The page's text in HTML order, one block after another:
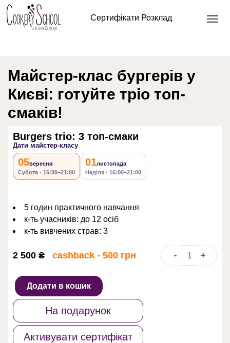
Сертифікати Розклад
Головна/Кулінарна школа офлайн/Кулінарні майстер
класи/ Burgers trio: 3 топ-смаки
Майстер-клас бургерів у
Києві: готуйте тріо топ-
смаків!
Burgers trio: 3 топ-смаки
Дати майстер-класу
05вересня
Субота · 16:00–21:00
01листопада
Неділя · 16:00–21:00
5 годин практичного навчання
к-ть учасників: до 12 осіб
к-ть вивчених страв: 3
2 500 ₴ cashback - 500 грн -
Burgers
+
Додати в кошик
На подарунок
Активувати сертифікат